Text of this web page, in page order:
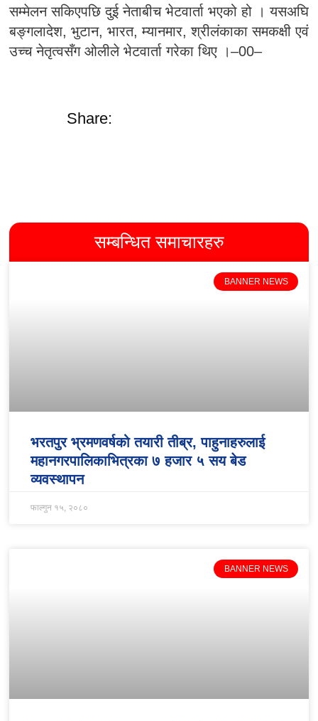
सम्मेलन सकिएपछि दुई नेताबीच भेटवार्ता भएको हो । यसअघि
बङ्गलादेश, भुटान, भारत, म्यानमार, श्रीलंकाका समकक्षी एवं
उच्च नेतृत्वसँग ओलीले भेटवार्ता गरेका थिए ।–00–
Share:
सम्बन्धित समाचारहरु
BANNER NEWS
भरतपुर भ्रमणवर्षको तयारी तीब्र, पाहुनाहरुलाई
महानगरपालिकाभित्रका ७ हजार ५ सय बेड
व्यवस्थापन
फाल्गुन १५, २०८०
BANNER NEWS